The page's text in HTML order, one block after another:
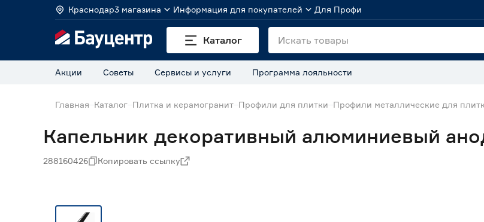
Краснодар3 магазина Информация для покупателей Для Профи
Каталог
Акции Советы Сервисы и услуги Программа лояльности
Главная Каталог Плитка и керамогранит Профили для плитки Профили металлические для
Капельник декоративный алюминиевый
288160426 Копировать ссылку